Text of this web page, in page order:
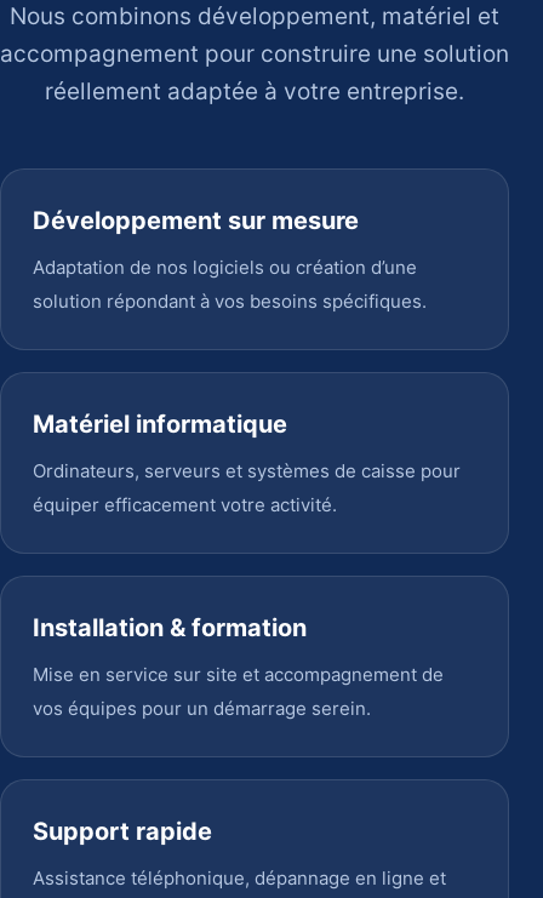
Nous combinons développement, matériel et
accompagnement pour construire une solution
réellement adaptée à votre entreprise.
Développement sur mesure
Adaptation de nos logiciels ou création d’une
solution répondant à vos besoins spécifiques.
Matériel informatique
Ordinateurs, serveurs et systèmes de caisse pour
équiper efficacement votre activité.
Installation & formation
Mise en service sur site et accompagnement de
vos équipes pour un démarrage serein.
Support rapide
Assistance téléphonique, dépannage en ligne et